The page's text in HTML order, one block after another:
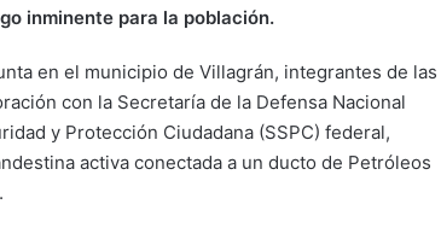
inminente para la población.
en el municipio de Villagrán, integrantes de las
con la Secretaría de la Defensa Nacional
y Protección Ciudadana (SSPC) federal,
activa conectada a un ducto de Petróleos